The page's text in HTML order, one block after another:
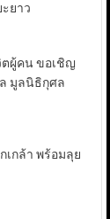
ยาว
ผู้คน ขอเชิญ
มูลนิธิกุศล
กล้า พร้อมลุย